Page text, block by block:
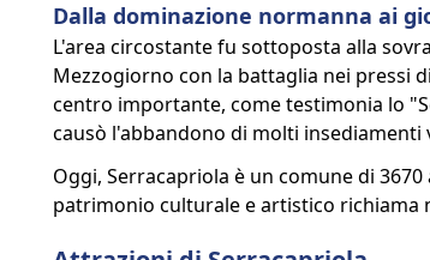
Dalla dominazione normanna ai
L'area circostante fu sottoposta alla
Mezzogiorno con la battaglia nei pressi
centro importante, come testimonia lo
causò l'abbandono di molti
Oggi, Serracapriola è un comune di
patrimonio culturale e artistico richiama